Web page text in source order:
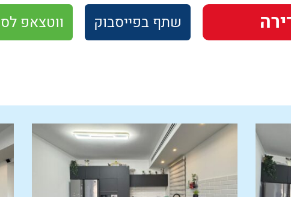
שתף בפייסבוק ווטצאפ